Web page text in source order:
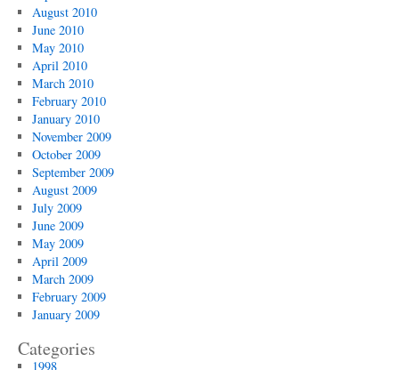
August 2010
June 2010
May 2010
April 2010
March 2010
February 2010
January 2010
November 2009
October 2009
September 2009
August 2009
July 2009
June 2009
May 2009
April 2009
March 2009
February 2009
January 2009
Categories
1998